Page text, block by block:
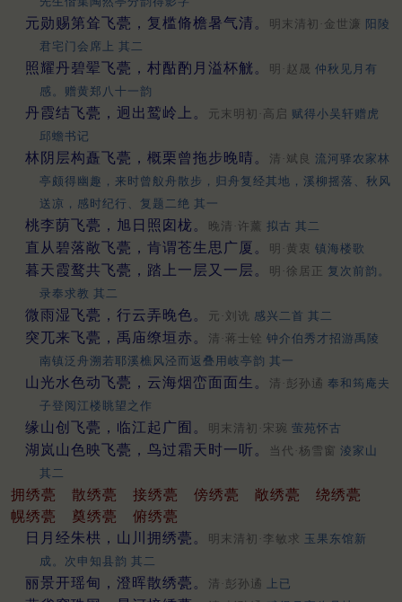
元勋赐第耸飞甍，复槛脩檐暑气清。 明末清初·金世濂 阳陵
君宅门会席上 其二
照耀丹碧翚飞甍，村酤酌月溢杯觥。 明·赵晟 仲秋见月有
感。赠黄郑八十一韵
丹霞结飞甍，迥出鹫岭上。 元末明初·高启 赋得小吴轩赠虎
邱蟾书记
林阴层构矗飞甍，概栗曾拖步晚晴。 清·斌良 流河驿农家林
亭颇得幽趣，来时曾舣舟散步，归舟复经其地，溪柳摇落、秋风
送凉，感时纪行、复题二绝 其一
桃李荫飞甍，旭日照囱栊。 晚清·许薰 拟古 其二
直从碧落敞飞甍，肯谓苍生思广厦。 明·黄衷 镇海楼歌
暮天霞鹜共飞甍，踏上一层又一层。 明·徐居正 复次前韵。
录奉求教 其二
微雨湿飞甍，行云弄晚色。 元·刘诜 感兴二首 其二
突兀来飞甍，禹庙缭垣赤。 清·蒋士铨 钟介伯秀才招游禹陵
南镇泛舟溯若耶溪樵风泾而返叠用岐亭韵 其一
山光水色动飞甍，云海烟峦面面生。 清·彭孙遹 奉和筠庵夫
子登阅江楼眺望之作
缘山创飞甍，临江起广囿。 明末清初·宋琬 萤苑怀古
湖岚山色映飞甍，鸟过霜天时一听。 当代·杨雪窗 淩家山
其二
拥绣甍 散绣甍 接绣甍 傍绣甍 敞绣甍
绕绣甍
幌绣甍
奠绣甍
俯绣甍
日月经朱栱，山川拥绣甍。
明末清初·李敏求 玉果东馆新
成。次申知县韵 其二
丽景开瑶甸，澄晖散绣甍。 清·彭孙遹 上已